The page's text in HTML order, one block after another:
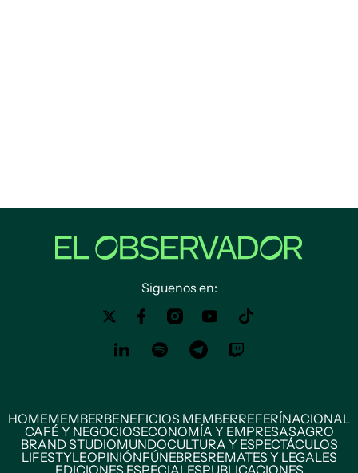
Siguenos en:
HOMEMEMBERBENEFICIOS MEMBERREFERÍNACIONAL
CAFÉ Y NEGOCIOSECONOMÍA Y EMPRESASAGRO
BRAND STUDIOMUNDOCULTURA Y ESPECTÁCULOS
LIFESTYLEOPINIÓNFÚNEBRESREMATES Y LEGALES
EDICIONES ESPECIALESPUBLICACIONES